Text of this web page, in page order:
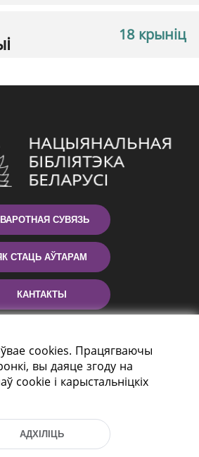
18 крыніц
СУВЯЗЬ
СТАЦЬ АЎТАРАМ
КАНТАКТЫ
cookies. Працягваючы
вы даяце згоду на
cookie і карыстальніцкіх
АДХІЛІЦЬ